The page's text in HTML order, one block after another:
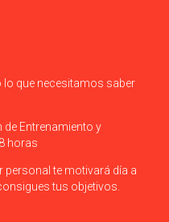
que necesitamos saber
de Entrenamiento y
horas
personal te motivará día a
tus objetivos.